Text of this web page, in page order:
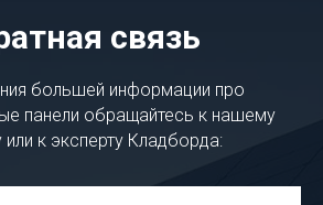
связь
большей информации про
панели обращайтесь к нашему
или к эксперту Кладборда: